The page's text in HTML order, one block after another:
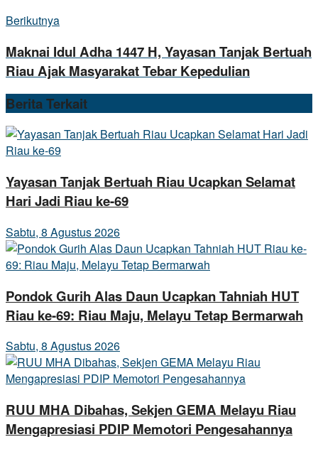
Berikutnya
Maknai Idul Adha 1447 H, Yayasan Tanjak Bertuah
Riau Ajak Masyarakat Tebar Kepedulian
BeritaTerkait
Yayasan Tanjak Bertuah Riau Ucapkan Selamat
Hari Jadi Riau ke-69
Sabtu, 8 Agustus 2026
Pondok Gurih Alas Daun Ucapkan Tahniah HUT
Riau ke-69: Riau Maju, Melayu Tetap Bermarwah
Sabtu, 8 Agustus 2026
RUU MHA Dibahas, Sekjen GEMA Melayu Riau
Mengapresiasi PDIP Memotori Pengesahannya